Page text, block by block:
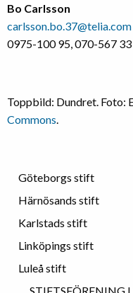
Bo Carlsson
carlsson.bo.37@telia.com
0975-100 95, 070-567
Toppbild: Dundret. Foto:
Commons.
Göteborgs stift
Härnösands stift
Karlstads stift
Linköpings stift
Luleå stift